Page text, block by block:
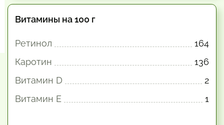
Витамины на 100 г
Ретинол
164
Каротин
136
Витамин D
2
Витамин E
1